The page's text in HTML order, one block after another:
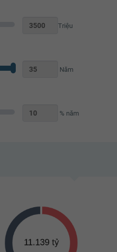
Triệu
Năm
% năm